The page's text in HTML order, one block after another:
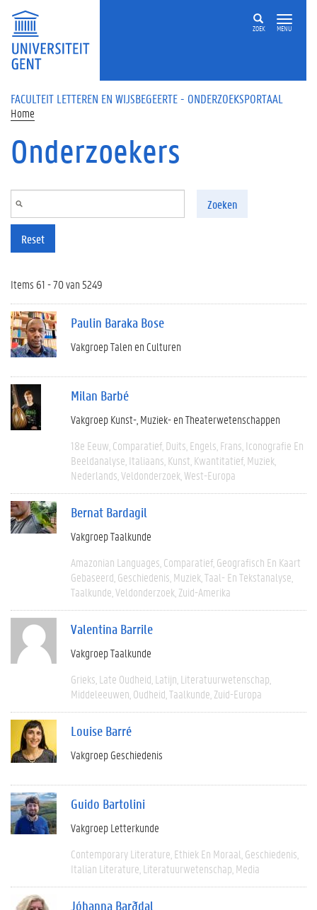
Overslaan en naar de inhoud gaan
ZOEK MENU
FACULTEIT LETTEREN EN WIJSBEGEERTE - ONDERZOEKSPORTAAL
Home
Onderzoekers
Zoeken
Reset
Items 61 - 70 van 5249
Paulin Baraka Bose
Vakgroep Talen en Culturen
Milan Barbé
Vakgroep Kunst-, Muziek- en Theaterwetenschappen
18e Eeuw Comparatief Duits Engels Frans Iconografie En
Beeldanalyse Italiaans Kunst Kwantitatief Muziek
Nederlands Veldonderzoek West-Europa
Bernat Bardagil
Vakgroep Taalkunde
Amazonian Languages Comparatief Geografisch En Kaart
Gebaseerd Geschiedenis Muziek Taal- En Tekstanalyse
Taalkunde Veldonderzoek Zuid-Amerika
Valentina Barrile
Vakgroep Taalkunde
Grieks Late Oudheid Latijn Literatuurwetenschap
Middeleeuwen Oudheid Taalkunde Zuid-Europa
Louise Barré
Vakgroep Geschiedenis
Guido Bartolini
Vakgroep Letterkunde
Contemporary Literature Ethiek En Moraal Geschiedenis
Italian Literature Literatuurwetenschap Media
Jóhanna Barðdal